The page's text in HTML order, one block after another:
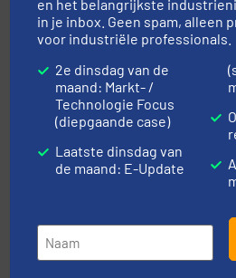
AB Weegtechniek
AB Weegtechniek (ABW) biedt
geautomatiseerde
mineralen-, energie en biomassa
info ➜
en het belangrijkste
in je inbox. Geen spam, alleen
voor industriële professionals.
2e dinsdag van de
maand: Markt- /
Technologie Focus
(diepgaande case)
Laatste dinsdag van
de maand: E-Update